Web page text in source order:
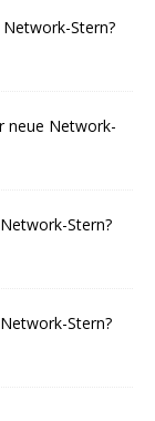
Stern?
neue Network-
Stern?
Stern?